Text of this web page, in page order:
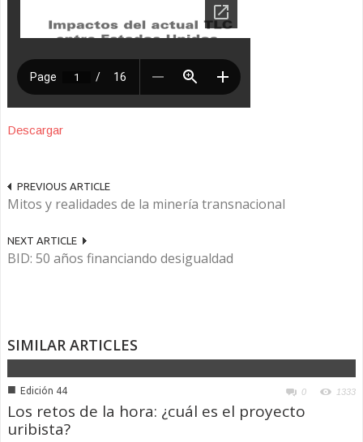
Descargar
PREVIOUS ARTICLE
Mitos y realidades de la minería transnacional
NEXT ARTICLE
BID: 50 años financiando desigualdad
SIMILAR ARTICLES
■ Edición 44 0 1333
Los retos de la hora: ¿cuál es el proyecto
uribista?